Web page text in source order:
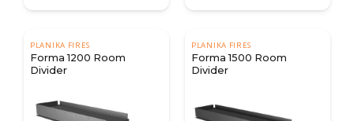
PLANIKA FIRES
Forma 1200 Room
Divider
PLANIKA FIRES
Forma 1500 Room
Divider